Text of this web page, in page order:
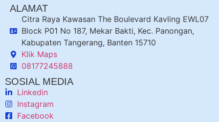
ALAMAT
Citra Raya Kawasan The Boulevard Kavling EWL07
Block P01 No 187, Mekar Bakti, Kec. Panongan,
Kabupaten Tangerang, Banten 15710
Klik Maps
08177245888
SOSIAL MEDIA
Linkedin
Instagram
Facebook